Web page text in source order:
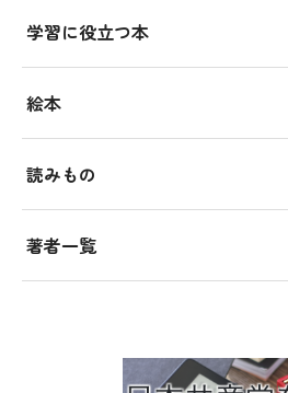
学習に役立つ本
絵本
読みもの
著者一覧